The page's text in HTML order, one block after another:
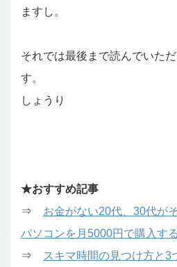
ますし。
それでは最後まで読んでいた
す。
しょうり
★おすすめ記事
⇒ お金がない20代、30代が
パソコンを月5000円で購入す
⇒
スキマ時間の見つけ方と3